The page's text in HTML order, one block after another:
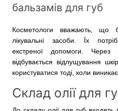
бальзамів для губ
Косметологи вважають,
лікувальні засоби. Їх
екстреної допомоги. Через
відбувається відлущування
користуватися тоді, коли
Склад олії для